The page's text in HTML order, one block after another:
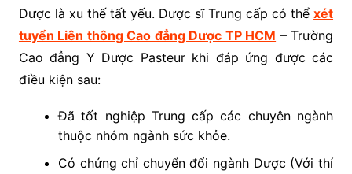
Dược là xu thế tất yếu. Dược sĩ Trung cấp có thểxét
tuyển Liên thông Cao đẳng Dược TP HCM – Trường
Cao đẳng Y Dược Pasteur khi đáp ứng được các
điều kiện sau:
Đã tốt nghiệp Trung cấp các chuyên ngành
thuộc nhóm ngành sức khỏe.
Có chứng chỉ chuyển đổi ngành Dược (Với thí